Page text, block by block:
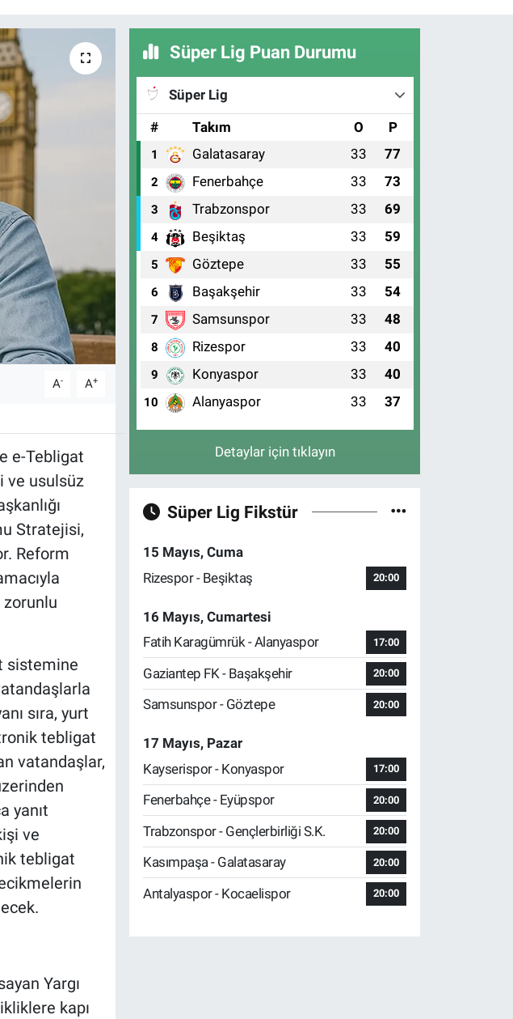
A- A+
e-Tebligat
ve usulsüz
Stratejisi,
Reform
sistemine
sıra, yurt
tebligat
vatandaşlar,
yanıt
ve
tebligat
Yargı
kapı
Süper Lig Puan Durumu
Süper Lig
#
Takım O P
1 Galatasaray 33 77
2 Fenerbahçe 33 73
3 Trabzonspor 33 69
4 Beşiktaş 33 59
5 Göztepe 33 55
6 Başakşehir 33 54
7 Samsunspor 33 48
8 Rizespor 33 40
9 Konyaspor 33 40
10 Alanyaspor 33 37
Detaylar için tıklayın
Süper Lig Fikstür
15 Mayıs, Cuma
Rizespor - Beşiktaş
20:00
16 Mayıs, Cumartesi
Fatih Karagümrük - Alanyaspor
17:00
Gaziantep FK - Başakşehir 20:00
Samsunspor - Göztepe 20:00
17 Mayıs, Pazar
Kayserispor - Konyaspor
17:00
Fenerbahçe - Eyüpspor 20:00
Trabzonspor - Gençlerbirliği S.K. 20:00
Kasımpaşa - Galatasaray 20:00
Antalyaspor - Kocaelispor 20:00